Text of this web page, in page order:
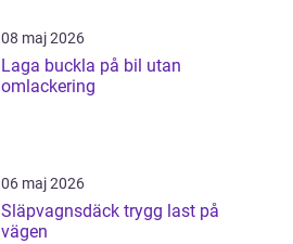
08 maj 2026
Laga buckla på bil utan
omlackering
06 maj 2026
Släpvagnsdäck trygg last på
vägen